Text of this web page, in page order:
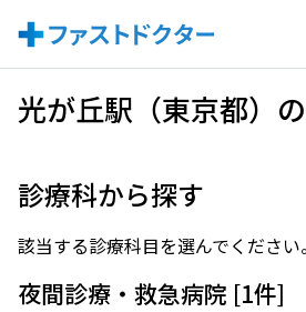
光が丘駅（東京都）
診療科から探す
該当する診療科目を選んでください。
夜間診療・救急病院 [1件]